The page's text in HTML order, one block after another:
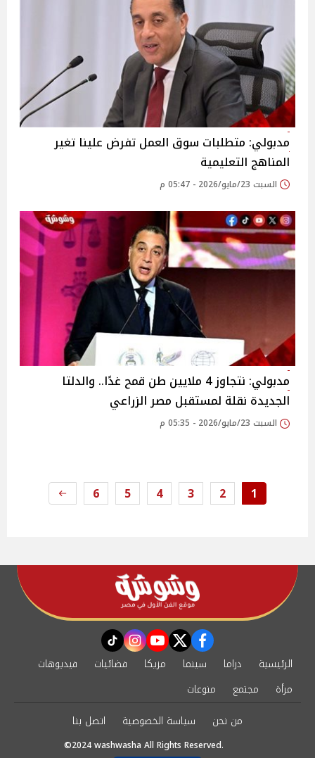
مدبولي: متطلبات سوق العمل تفرض علينا تغير
المناهج التعليمية
السبت 23/مايو/2026 - 05:47 م
مدبولي: نتجاوز 4 ملايين طن قمح غدًا.. والدلتا
الجديدة نقلة لمستقبل مصر الزراعي
السبت 23/مايو/2026 - 05:35 م
1
2
3
4
5
6
facebook
twitter
youtube
instagram
tiktok
الرئيسية دراما سينما مزيكا فضائيات
فيديوهات
مرأة
مجتمع
منوعات
من نحن
سياسة الخصوصية اتصل بنا
©2024 washwasha All Rights Reserved.